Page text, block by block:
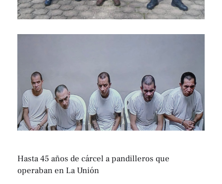
Hasta 45 años de cárcel a pandilleros que
operaban en La Unión